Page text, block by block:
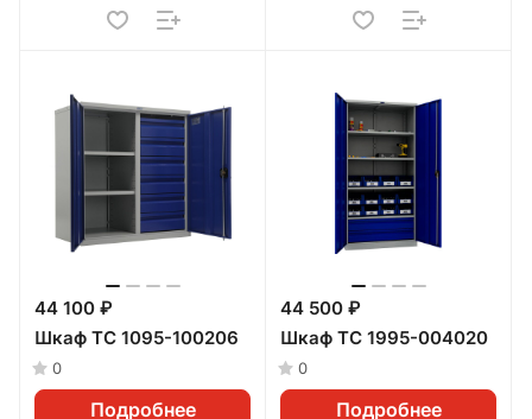
44 100 ₽
Шкаф ТС 1095-100206
0
Подробнее
44 500 ₽
Шкаф ТС 1995-004020
0
Подробнее